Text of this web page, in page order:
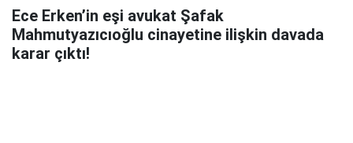
Ece Erken’in eşi avukat Şafak
Mahmutyazıcıoğlu cinayetine ilişkin davada
karar çıktı!